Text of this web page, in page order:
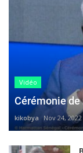
Vidéo
Cérémonie
kikobya Nov 24, 2022